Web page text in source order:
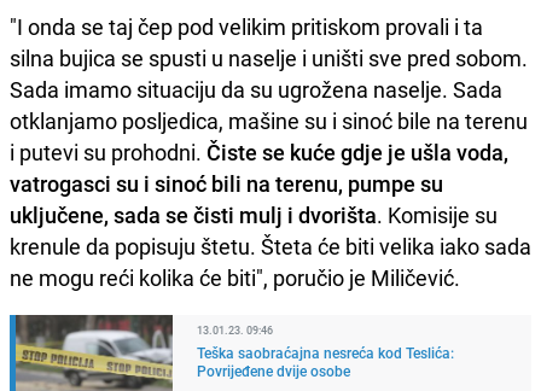
"I onda se taj čep pod velikim pritiskom provali i ta
silna bujica se spusti u naselje i uništi sve pred sobom.
Sada imamo situaciju da su ugrožena naselje. Sada
otklanjamo posljedica, mašine su i sinoć bile na terenu
i putevi su prohodni. Čiste se kuće gdje je ušla voda,
vatrogasci su i sinoć bili na terenu, pumpe su
uključene, sada se čisti mulj i dvorišta. Komisije su
krenule da popisuju štetu. Šteta će biti velika iako sada
ne mogu reći kolika će biti", poručio je Miličević.
13.01.23. 09:46
Teška saobraćajna nesreća kod Teslića:
Povrijeđene dvije osobe